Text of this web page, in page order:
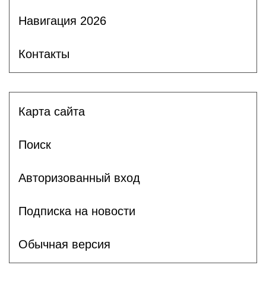
Навигация 2026
Контакты
Карта сайта
Поиск
Авторизованный вход
Подписка на новости
Обычная версия